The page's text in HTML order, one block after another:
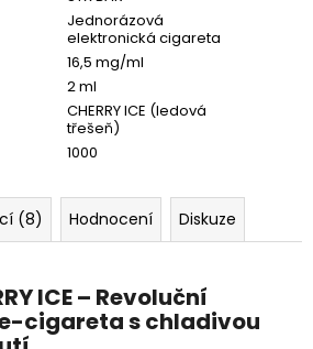
Jednorázová
elektronická cigareta
16,5 mg/ml
2 ml
CHERRY ICE (ledová
třešeň)
1000
(8) Hodnocení Diskuze
ICE – Revoluční
cigareta s chladivou